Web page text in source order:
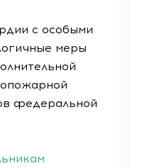
с особыми
меры
федеральной